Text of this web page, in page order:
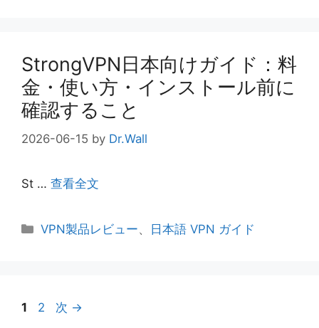
StrongVPN日本向けガイド：料
金・使い方・インストール前に
確認すること
2026-06-15 by Dr.Wall
St … 查看全文
カ
VPN製品レビュー、 日本語 VPN ガイド
ペ
1
ペ
2 次 →